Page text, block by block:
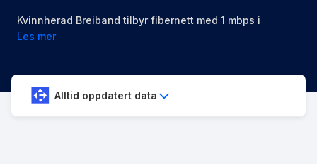
Kvinnherad Breiband tilbyr fibernett med 1 mbps i
nedlastning og opplastning for 1299 kr/mnd
Les mer
Alltid oppdatert data